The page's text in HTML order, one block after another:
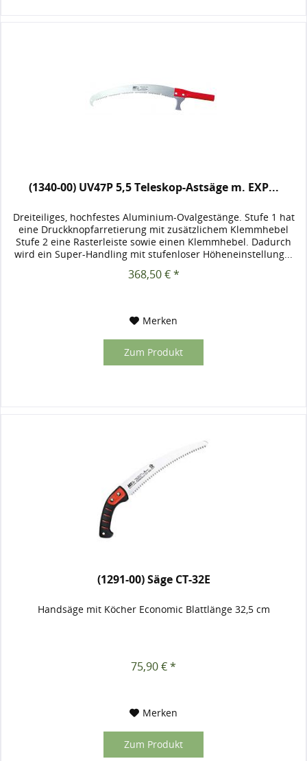
(1340-00) UV47P 5,5 Teleskop-Astsäge m. EXP...
Dreiteiliges, hochfestes Aluminium-Ovalgestänge. Stufe 1 hat
eine Druckknopfarretierung mit zusätzlichem Klemmhebel
Stufe 2 eine Rasterleiste sowie einen Klemmhebel. Dadurch
wird ein Super-Handling mit stufenloser Höheneinstellung...
368,50 € *
Merken
Zum Produkt
(1291-00) Säge CT-32E
Handsäge mit Köcher Economic Blattlänge 32,5 cm
75,90 € *
Merken
Zum Produkt